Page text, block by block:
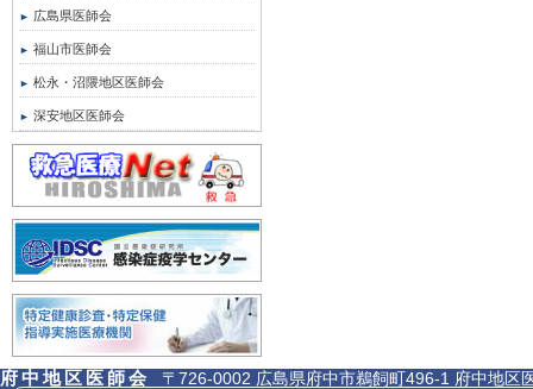
広島県医師会
福山市医師会
松永・沼隈地区医師会
深安地区医師会
府中地区医師会 〒726-0002 広島県府中市鵜飼町496-1 府中地